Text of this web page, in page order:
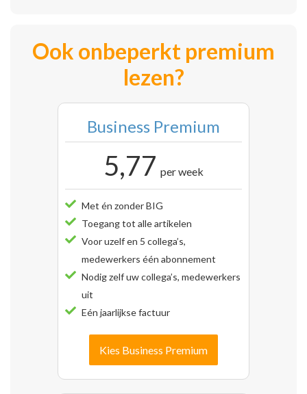
Ook onbeperkt premium
lezen?
Business Premium
5,77 per week
Met én zonder BIG
Toegang tot alle artikelen
Voor uzelf en 5 collega’s,
medewerkers één abonnement
Nodig zelf uw collega’s, medewerkers
uit
Eén jaarlijkse factuur
Kies Business Premium